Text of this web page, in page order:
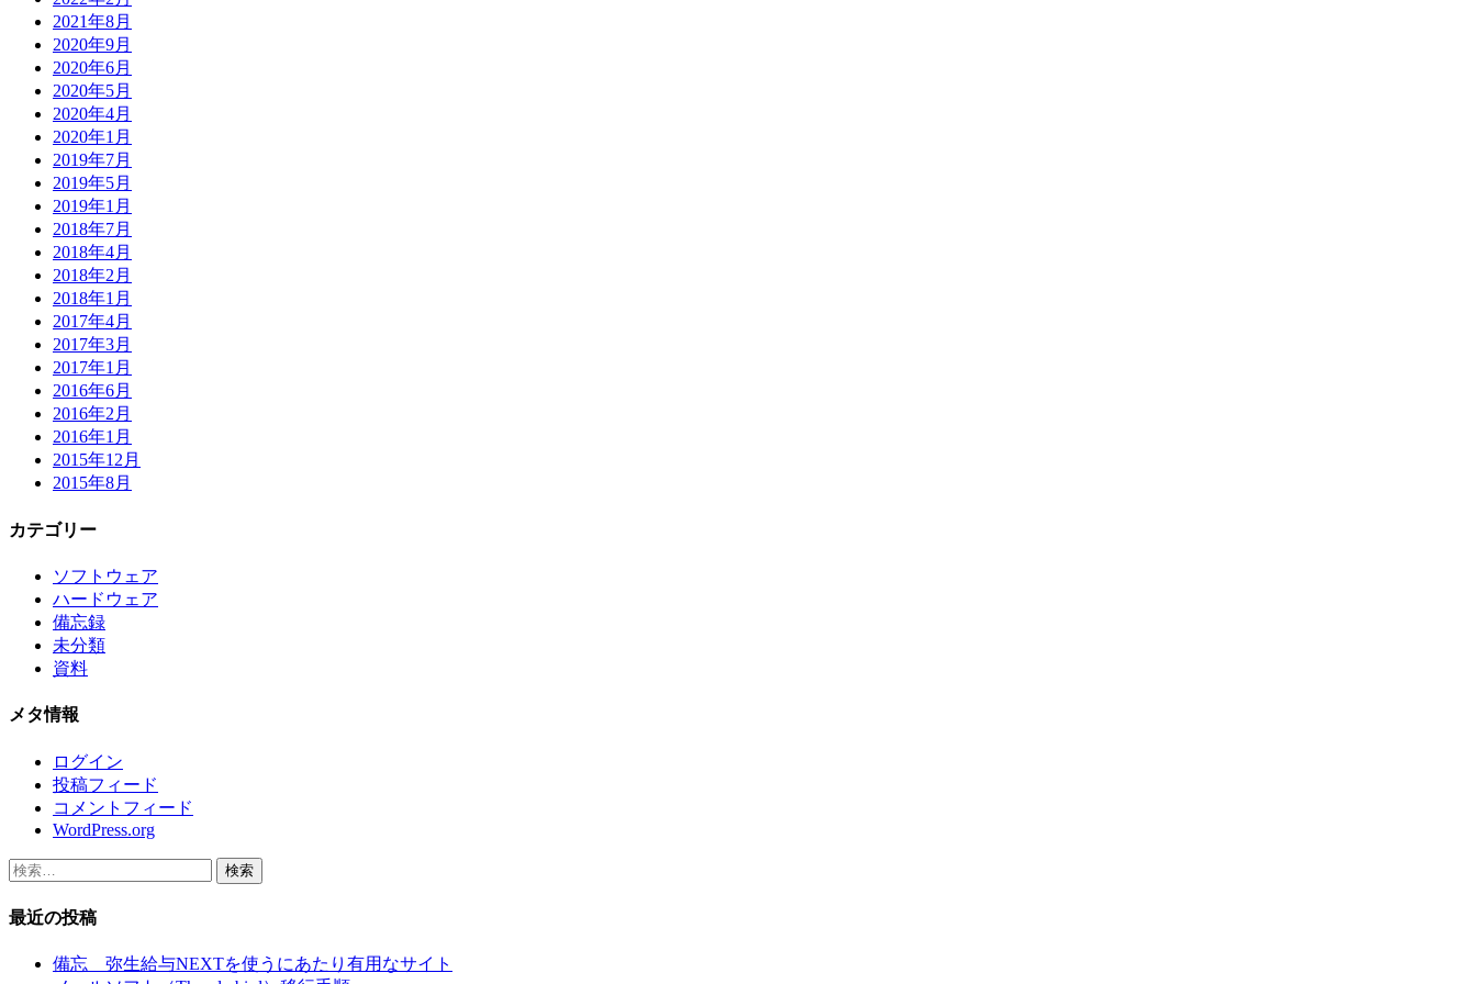
2021年8月
2020年9月
2020年6月
2020年5月
2020年4月
2020年1月
2019年7月
2019年5月
2019年1月
2018年7月
2018年4月
2018年2月
2018年1月
2017年4月
2017年3月
2017年1月
2016年6月
2016年2月
2016年1月
2015年12月
2015年8月
カテゴリー
ソフトウェア
ハードウェア
備忘録
未分類
資料
メタ情報
ログイン
投稿フィード
コメントフィード
WordPress.org
検
最近の投稿
備忘 弥生給与NEXTを使うにあたり有用なサイト